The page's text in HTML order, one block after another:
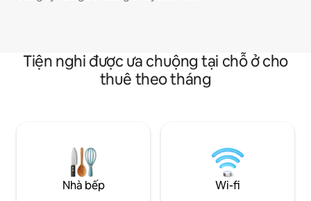
Tiện nghi được ưa chuộng tại chỗ ở cho
thuê theo tháng
Nhà bếp Wi-fi